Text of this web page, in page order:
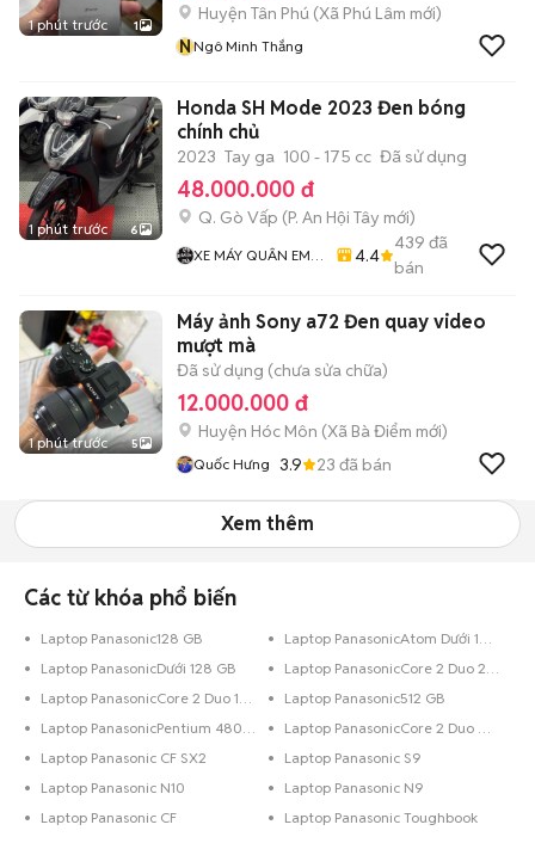
1 phút trước 1
Huyện Tân Phú (Xã Phú Lâm mới)
NNgô Minh Thắng
1 phút trước 6
Honda SH Mode 2023 Đen bóng
chính chủ
2023 Tay ga 100 - 175 cc Đã sử dụng
48.000.000 đ
Q. Gò Vấp (P. An Hội Tây mới)
XE MÁY QUÂN EM
4.4
439 đã
bán
1 phút trước 5
Máy ảnh Sony a72 Đen quay video
mượt mà
Đã sử dụng (chưa sửa chữa)
12.000.000 đ
Huyện Hóc Môn (Xã Bà Điểm mới)
Quốc Hưng 3.9 23 đã bán
Xem thêm
Các từ khóa phổ biến
Laptop Panasonic128 GB
Laptop PanasonicAtom Dưới 128 GB
Laptop PanasonicDưới 128 GB
Laptop PanasonicCore 2 Duo 250 GB
Laptop PanasonicCore 2 Duo 128 GB
Laptop Panasonic512 GB
Laptop PanasonicPentium 480 GB
Laptop PanasonicCore 2 Duo Dưới 128 GB
Laptop Panasonic CF SX2
Laptop Panasonic S9
Laptop Panasonic N10
Laptop Panasonic N9
Laptop Panasonic CF
Laptop Panasonic Toughbook